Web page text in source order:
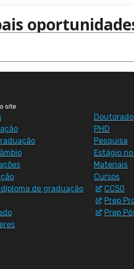
site
de graduação
Doutorado
PHD
Pesquisa
Estágio
Materiais
Cursos
CC50
Prep
Prep